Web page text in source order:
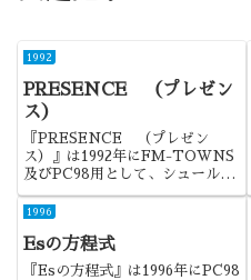
1992
PRESENCE （プレゼン
ス）
『PRESENCE （プレゼン
ス）』は1992年にFM-TOWNS
及びPC98用として、シュールド
ャンルはコマンド選択式のADV
『ノスタルジア1907』の続編に
なりますね。
1996
Esの方程式
『Esの方程式』は1996年にPC98